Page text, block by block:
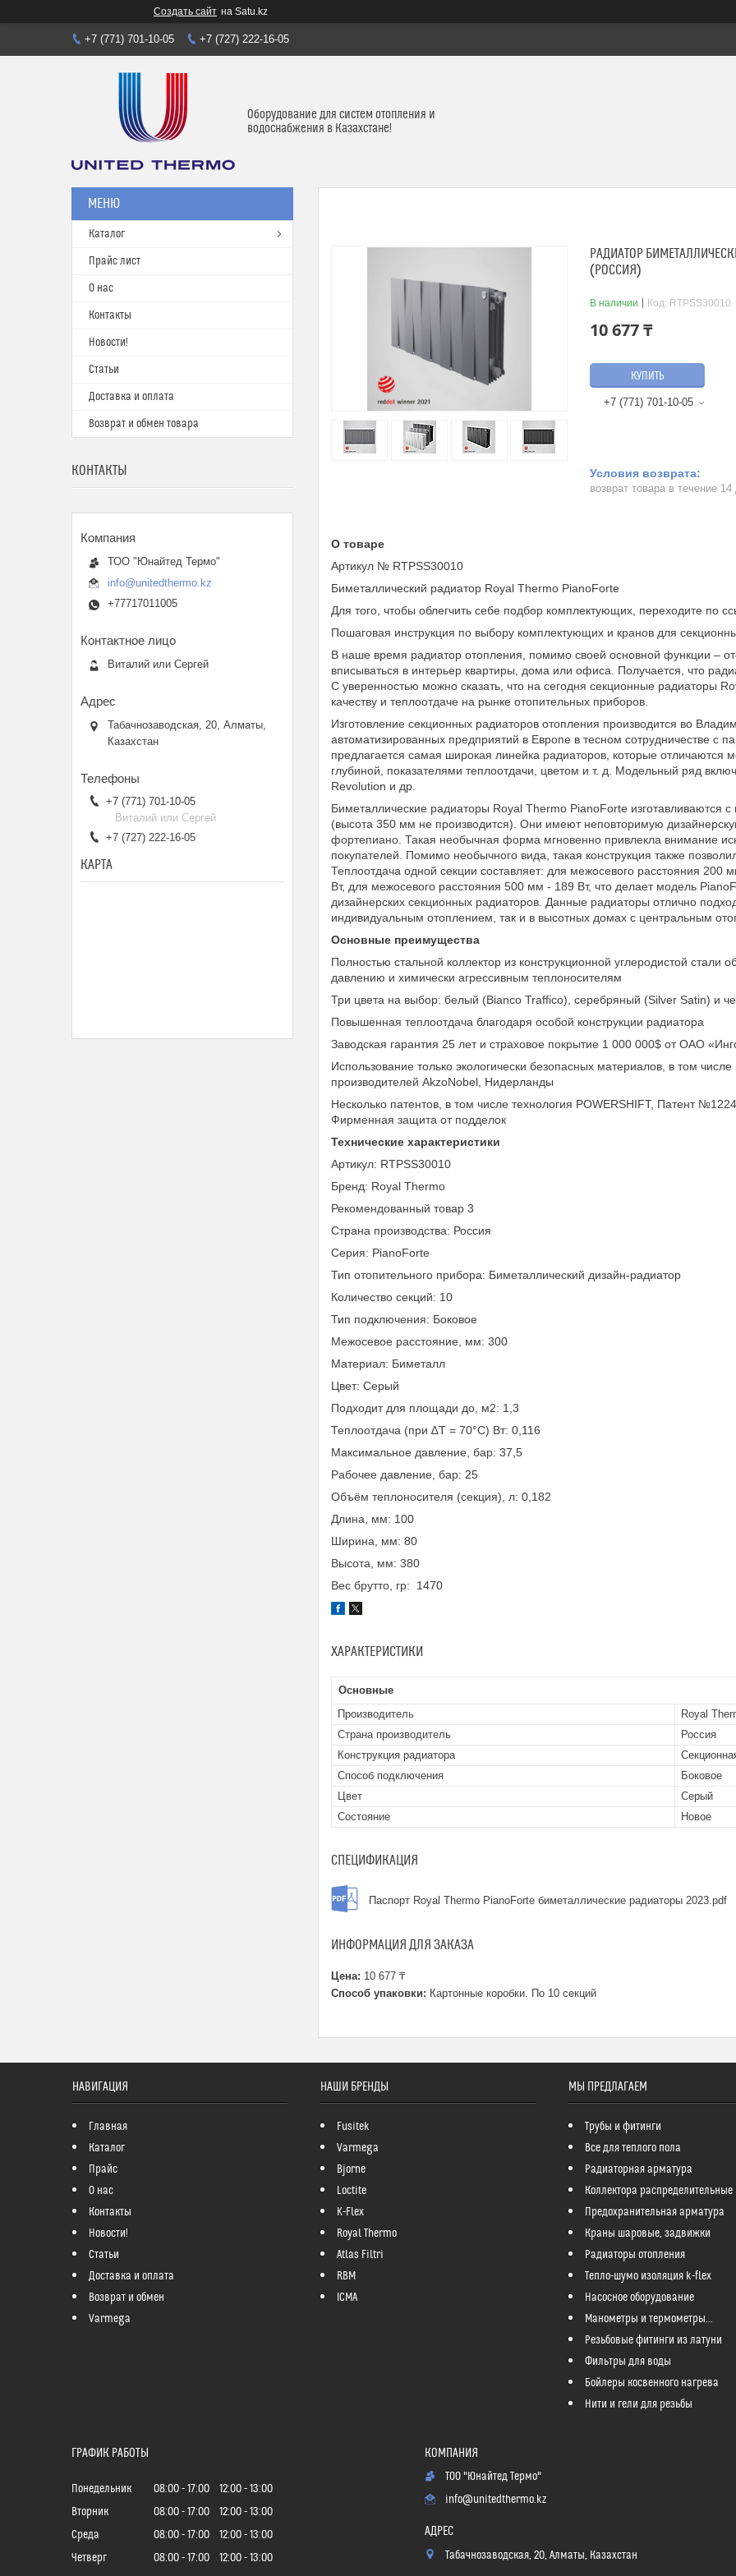
Создать сайт на Satu.kz
+7 (771) 701-10-05 +7 (727) 222-16-05
Оборудование для систем отопления и
водоснабжения в Казахстане!
РАДИАТОР
(РОССИЯ)
В наличии Код: RTPSS30010
10 677 ₸
КУПИТЬ
+7 (771) 701-10-05
возврат товара в течение 14
О товаре
Артикул № RTPSS30010
Биметаллический радиатор Royal Thermo PianoForte
Для того, чтобы облегчить себе подбор комплектующих, переходите по
Пошаговая инструкция по выбору комплектующих и кранов для
В наше время радиатор отопления, помимо своей основной функции –
вписываться в интерьер квартиры, дома или офиса. Получается, что
С уверенностью можно сказать, что на сегодня секционные радиаторы
качеству и теплоотдаче на рынке отопительных приборов.
Изготовление секционных радиаторов отопления производится во
автоматизированных предприятий в Европе в тесном сотрудничестве с
предлагается самая широкая линейка радиаторов, которые отличаются
глубиной, показателями теплоотдачи, цветом и т. д. Модельный ряд
Revolution и др.
Биметаллические радиаторы Royal Thermo PianoForte
(высота 350 мм не производится). Они имеют неповторимую
фортепиано. Такая необычная форма мгновенно привлекла внимание
покупателей. Помимо необычного вида, такая конструкция также
Теплоотдача одной секции составляет: для межосевого расстояния
Вт, для межосевого расстояния 500 мм - 189 Вт, что делает модель
дизайнерских секционных радиаторов. Данные радиаторы отлично
индивидуальным отоплением, так и в высотных домах с центральным
Основные преимущества
Полностью стальной коллектор из конструкционной углеродистой стали
давлению и химически агрессивным теплоносителям
Три цвета на выбор: белый (Bianco Traffico), серебряный (Silver Satin) и
Повышенная теплоотдача благодаря особой конструкции радиатора
Заводская гарантия 25 лет и страховое покрытие 1 000 000$ от ОАО
Использование только экологически безопасных материалов, в том
производителей AkzoNobel, Нидерланды
Несколько патентов, в том числе технология POWERSHIFT, Патент
Фирменная защита от подделок
Технические характеристики
Артикул: RTPSS30010
Бренд: Royal Thermo
Рекомендованный товар 3
Страна производства: Россия
Серия: PianoForte
Тип отопительного прибора: Биметаллический дизайн-радиатор
Количество секций: 10
Тип подключения: Боковое
Межосевое расстояние, мм: 300
Материал: Биметалл
Цвет: Серый
Подходит для площади до, м2: 1,3
Теплоотдача (при ∆T = 70°C) Вт: 0,116
Максимальное давление, бар: 37,5
Рабочее давление, бар: 25
Объём теплоносителя (секция), л: 0,182
Длина, мм: 100
Ширина, мм: 80
Высота, мм: 380
Вес брутто, гр: 1470
ХАРАКТЕРИСТИКИ
Основные
Производитель
Royal
Страна производитель
Россия
Конструкция радиатора
Способ подключения
Боковое
Цвет
Серый
Состояние
Новое
СПЕЦИФИКАЦИЯ
Паспорт Royal Thermo PianoForte биметаллические радиаторы 2023.pdf
ИНФОРМАЦИЯ ДЛЯ ЗАКАЗА
Цена: 10 677 ₸
Способ упаковки: Картонные коробки. По 10 секций
Каталог
Прайс лист
О нас
Контакты
Новости!
Статьи
Доставка и оплата
Возврат и обмен товара
КОНТАКТЫ
ТОО "Юнайтед Термо"
info@unitedthermo.kz
+77717011005
Виталий или Сергей
Табачнозаводская, 20, Алматы,
Казахстан
+7 (771) 701-10-05
Виталий или Сергей
+7 (727) 222-16-05
КАРТА
НАВИГАЦИЯ
Главная
Каталог
Прайс
О нас
Контакты
Новости!
Статьи
Доставка и оплата
Возврат и обмен
Varmega
НАШИ БРЕНДЫ
Fusitek
Varmega
Bjorne
Loctite
K-Flex
Royal Thermo
Atlas Filtri
RBM
ICMA
МЫ ПРЕДЛАГАЕМ
Трубы и фитинги
Все для теплого пола
Радиаторная арматура
Коллектора распределительные
Предохранительная арматура
Краны шаровые, задвижки
Радиаторы отопления
Тепло-шумо изоляция k-flex
Насосное оборудование
Манометры и термометры...
Резьбовые фитинги из латуни
Фильтры для воды
Бойлеры косвенного нагрева
Нити и гели для резьбы
ГРАФИК РАБОТЫ
Понедельник 08:00 17:00 12:00
13:00
Вторник
08:00 17:00 12:00
13:00
Среда
08:00 17:00 12:00
13:00
Четверг
08:00 17:00 12:00
13:00
ТОО "Юнайтед Термо"
info@unitedthermo.kz
Табачнозаводская, 20, Алматы, Казахстан